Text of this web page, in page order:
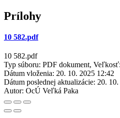
Prílohy
10 582.pdf
10 582.pdf
Typ súboru: PDF dokument,
Dátum vloženia: 20. 10. 2025 12:42
Dátum poslednej aktualizácie: 20.
Autor: OcÚ Veľká Paka